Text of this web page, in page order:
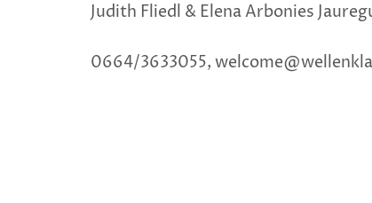
Judith Fliedl & Elena Arbonies
0664/3633055,